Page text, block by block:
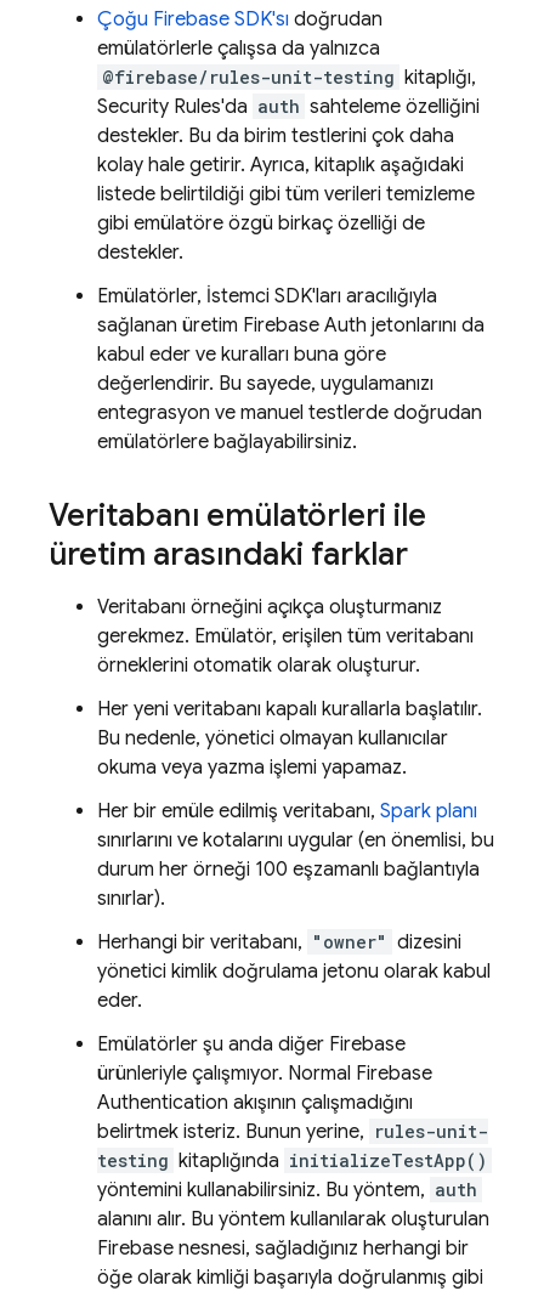
Çoğu Firebase SDK'sı doğrudan
emülatörlerle çalışsa da yalnızca
@firebase/rules-unit-testing kitaplığı,
Security Rules'da auth sahteleme özelliğini
destekler. Bu da birim testlerini çok daha
kolay hale getirir. Ayrıca, kitaplık aşağıdaki
listede belirtildiği gibi tüm verileri temizleme
gibi emülatöre özgü birkaç özelliği de
destekler.
Emülatörler, İstemci SDK'ları aracılığıyla
sağlanan üretim Firebase Auth jetonlarını da
kabul eder ve kuralları buna göre
değerlendirir. Bu sayede, uygulamanızı
entegrasyon ve manuel testlerde doğrudan
emülatörlere bağlayabilirsiniz.
Veritabanı emülatörleri ile
üretim arasındaki farklar
Veritabanı örneğini açıkça oluşturmanız
gerekmez. Emülatör, erişilen tüm veritabanı
örneklerini otomatik olarak oluşturur.
Her yeni veritabanı kapalı kurallarla başlatılır.
Bu nedenle, yönetici olmayan kullanıcılar
okuma veya yazma işlemi yapamaz.
Her bir emüle edilmiş veritabanı, Spark planı
sınırlarını ve kotalarını uygular (en önemlisi, bu
durum her örneği 100 eşzamanlı bağlantıyla
sınırlar).
Herhangi bir veritabanı, "owner" dizesini
yönetici kimlik doğrulama jetonu olarak kabul
eder.
Emülatörler şu anda diğer Firebase
ürünleriyle çalışmıyor. Normal Firebase
Authentication akışının çalışmadığını
belirtmek isteriz. Bunun yerine, rules-unit-
testing kitaplığında initializeTestApp()
yöntemini kullanabilirsiniz. Bu yöntem, auth
alanını alır. Bu yöntem kullanılarak oluşturulan
Firebase nesnesi, sağladığınız herhangi bir
öğe olarak kimliği başarıyla doğrulanmış gibi